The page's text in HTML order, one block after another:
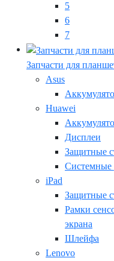
5
6
7
Запчасти для
Asus
Huawei
Дисплеи
Защитные
Системные
iPad
Защитные
Рамки
экрана
Шлейфа
Lenovo